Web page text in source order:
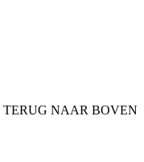
TERUG NAAR BOVEN